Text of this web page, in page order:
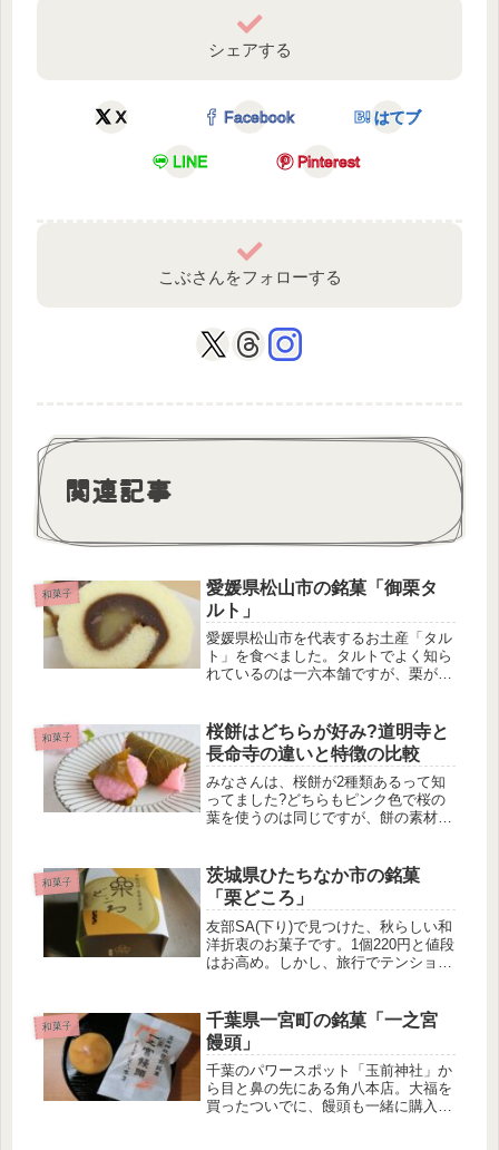
シェアする
X Facebook はてブ
LINE Pinterest
こぶさんをフォローする
関連記事
和菓子
愛媛県松山市の銘菓「御栗タ
ルト」
愛媛県松山市を代表するお土産「タル
ト」を食べました。タルトでよく知ら
れているのは一六本舗ですが、栗がま
ンランク上のお土産として大変喜ばれ
ます。タルトの特徴タルトとは、あん
こ...
和菓子
桜餅はどちらが好み?道明寺と
長命寺の違いと特徴の比較
みなさんは、桜餅が2種類あるって知
ってました?どちらもピンク色で桜の
葉を使うのは同じですが、餅の素材が
れている桜餅のことです。関東風さく
ら餅または長命寺餅とも呼ばれてい
ま...
和菓子
茨城県ひたちなか市の銘菓
「栗どころ」
友部SA(下り)で見つけた、秋らしい和
洋折衷のお菓子です。1個220円と値段
はお高め。しかし、旅行でテンション
ムクーヘンが乗っている 栗が入って
いる栗どころを食べた感想小豆の...
和菓子
千葉県一宮町の銘菓「一之宮
饅頭」
千葉のパワースポット「玉前神社」か
ら目と鼻の先にある角八本店。大福を
買ったついでに、饅頭も一緒に購入し